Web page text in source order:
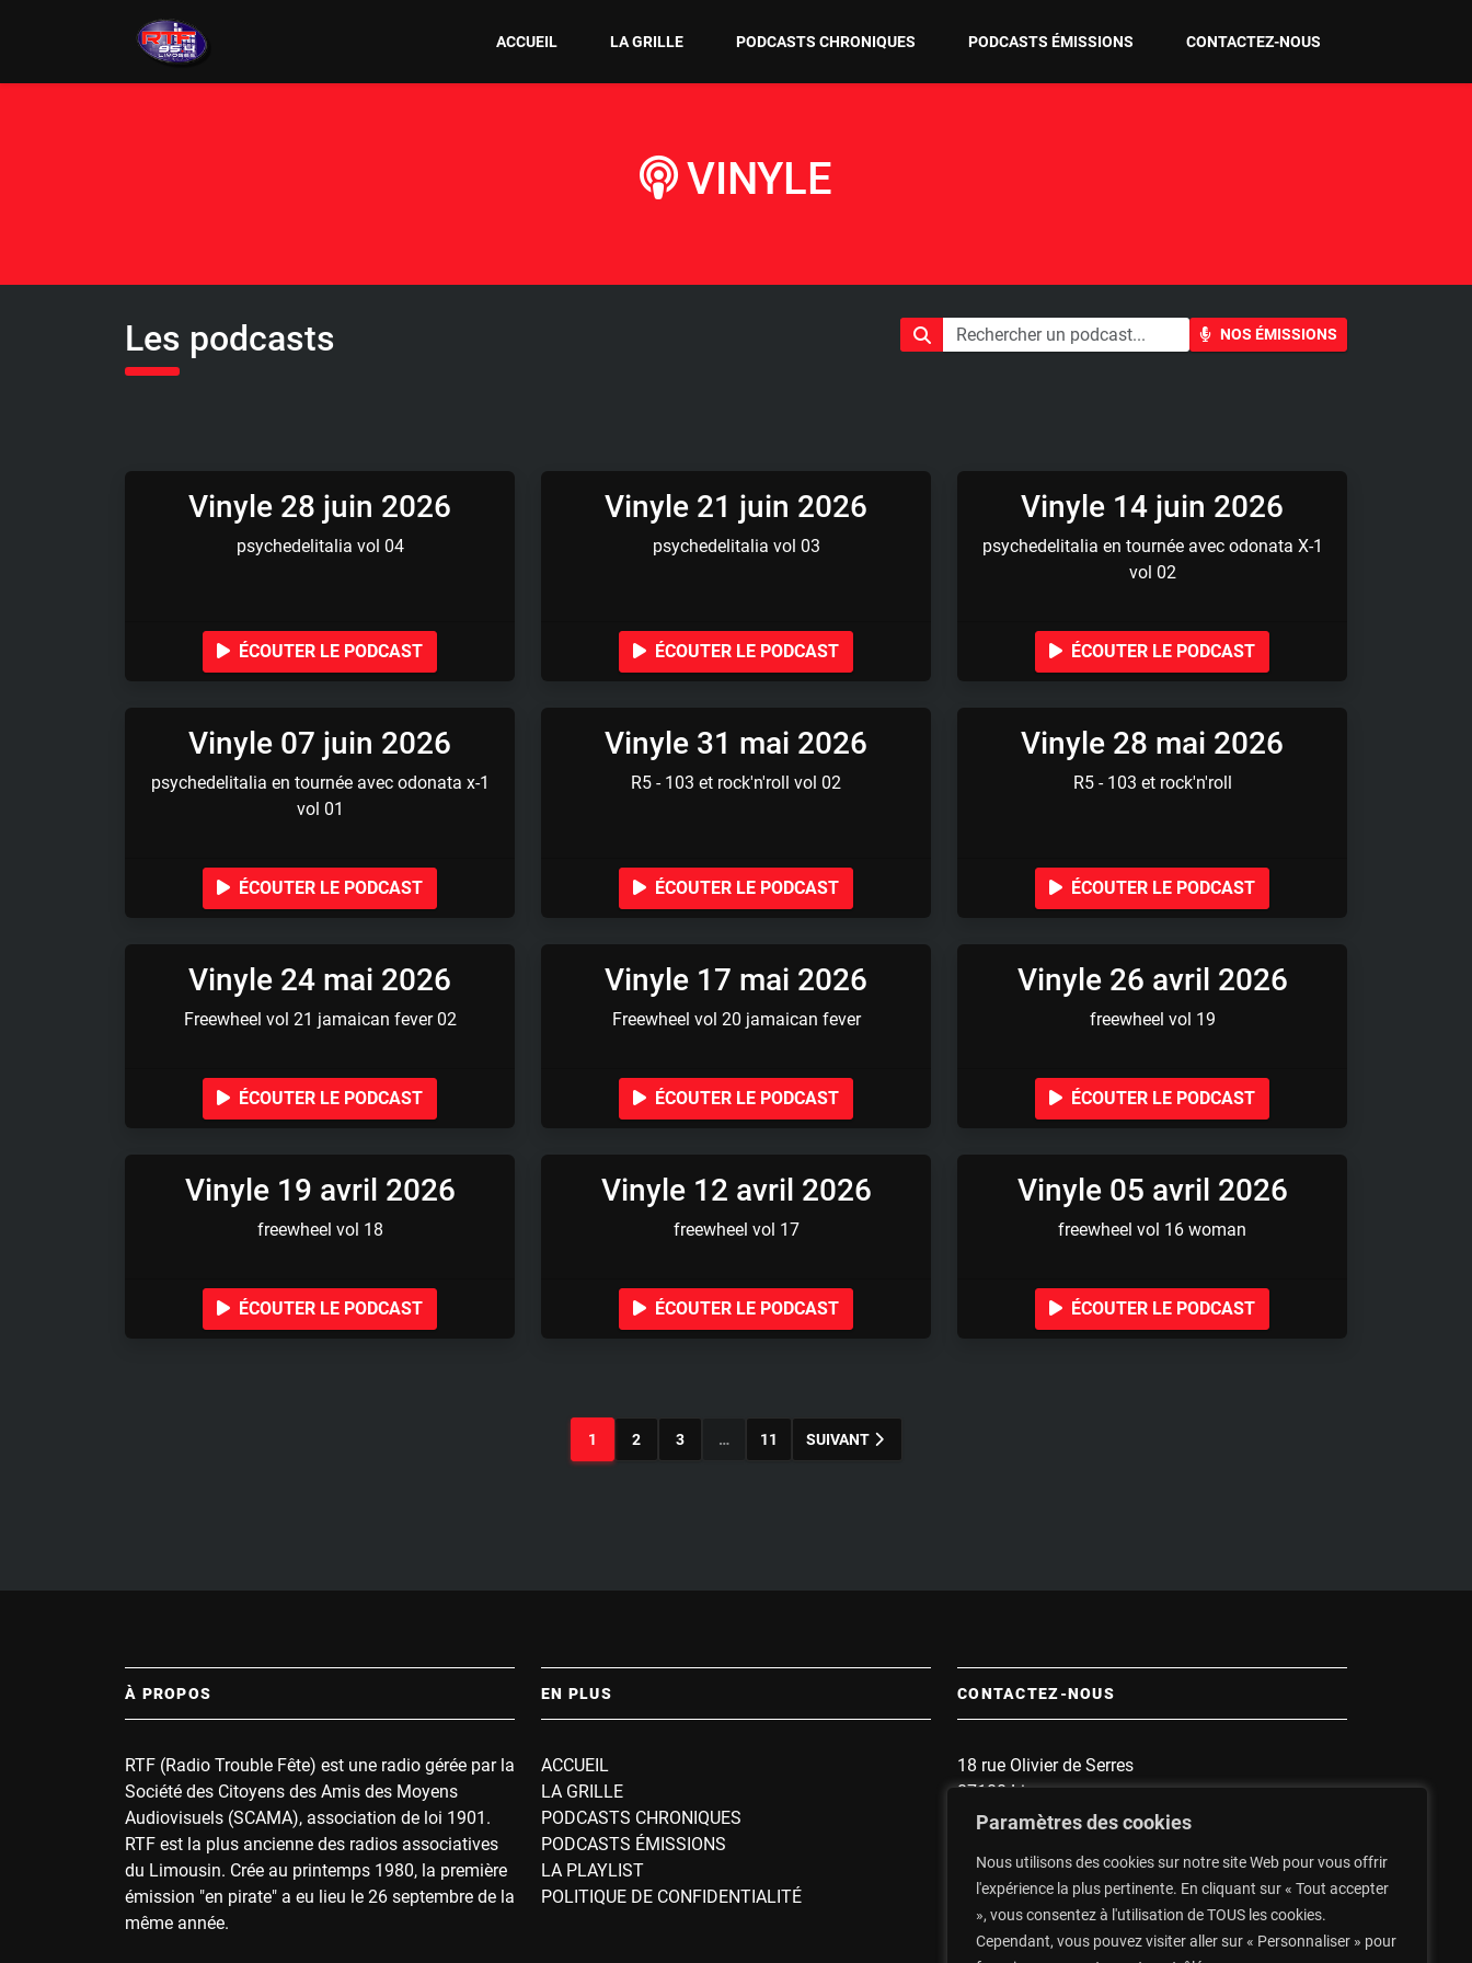
Paramètres des cookies
Nous utilisons des cookies sur notre site Web pour vous offrir
l'expérience la plus pertinente. En cliquant sur « Tout accepter
», vous consentez à l'utilisation de TOUS les cookies.
Cependant, vous pouvez visiter aller sur « Personnaliser » pour
ACCUEIL LA GRILLE PODCASTS CHRONIQUES PODCASTS ÉMISSIONS CONTACTEZ-NOUS
VINYLE
Les podcasts NOS ÉMISSIONS
Vinyle 28 juin 2026
psychedelitalia vol 04
ÉCOUTER LE PODCAST
Vinyle 21 juin 2026
psychedelitalia vol 03
ÉCOUTER LE PODCAST
Vinyle 14 juin 2026
psychedelitalia en tournée avec odonata X-1
vol 02
ÉCOUTER LE PODCAST
Vinyle 07 juin 2026
psychedelitalia en tournée avec odonata x-1
vol 01
ÉCOUTER LE PODCAST
Vinyle 31 mai 2026
R5 - 103 et rock'n'roll vol 02
ÉCOUTER LE PODCAST
Vinyle 28 mai 2026
R5 - 103 et rock'n'roll
ÉCOUTER LE PODCAST
Vinyle 24 mai 2026
Freewheel vol 21 jamaican fever 02
ÉCOUTER LE PODCAST
Vinyle 17 mai 2026
Freewheel vol 20 jamaican fever
ÉCOUTER LE PODCAST
Vinyle 26 avril 2026
freewheel vol 19
ÉCOUTER LE PODCAST
Vinyle 19 avril 2026
freewheel vol 18
ÉCOUTER LE PODCAST
Vinyle 12 avril 2026
freewheel vol 17
ÉCOUTER LE PODCAST
Vinyle 05 avril 2026
freewheel vol 16 woman
ÉCOUTER LE PODCAST
1 2 3 … 11 SUIVANT
À PROPOS
RTF (Radio Trouble Fête) est une radio gérée par la
Société des Citoyens des Amis des Moyens
Audiovisuels (SCAMA), association de loi 1901.
RTF est la plus ancienne des radios associatives
du Limousin. Crée au printemps 1980, la première
émission "en pirate" a eu lieu le 26 septembre de la
même année.
EN PLUS
ACCUEIL
LA GRILLE
PODCASTS CHRONIQUES
PODCASTS ÉMISSIONS
LA PLAYLIST
POLITIQUE DE CONFIDENTIALITÉ
CONTACTEZ-NOUS
18 rue Olivier de Serres
87100 Limoges
BP :1135
secrétariat : 05 19 57 60 96
Top du Portugal : 06 14 48 93 47